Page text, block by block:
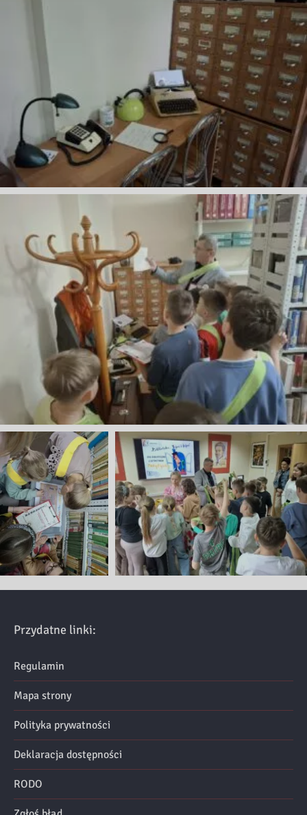
Przydatne linki:
Regulamin
Mapa strony
Polityka prywatności
Deklaracja dostępności
RODO